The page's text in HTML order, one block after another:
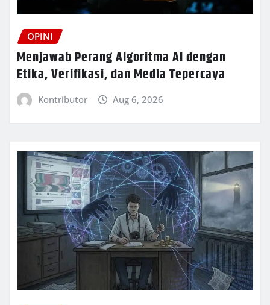
OPINI
Menjawab Perang Algoritma AI dengan
Etika, Verifikasi, dan Media Tepercaya
Kontributor Aug 6, 2026